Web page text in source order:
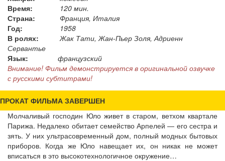
Время:
120 мин.
Страна:
Франция, Италия
Год:
1958
В ролях:
Жак Тати, Жан-Пьер Золя, Адриенн
Сервантье
Язык:
французский
Внимание! Фильм демонстрируется в оригинальной озвучке
с русскими субтитрами!
ПРОКАТ ФИЛЬМА ЗАВЕРШЕН
Молчаливый господин Юло живет в старом, ветхом квартале
Парижа. Недалеко обитает семейство Арпелей — его сестра и
зять. У них ультрасовременный дом, полный модных бытовых
приборов. Когда же Юло навещает их, он никак не может
вписаться в это высокотехнологичное окружение…